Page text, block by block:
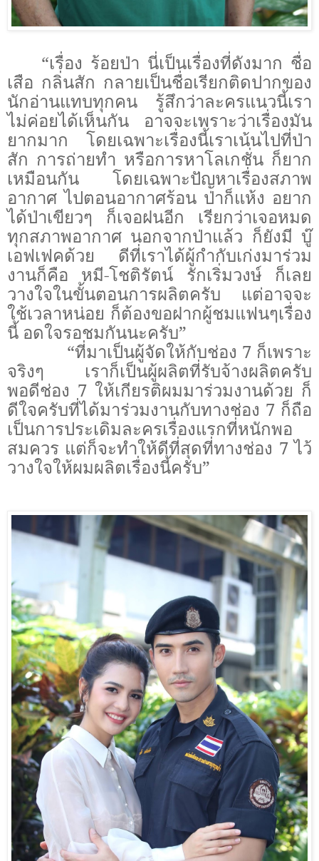
“เรื่อง ร้อยป่า นี่เป็นเรื่องที่ดังมาก ชื่อ
เสือ กลิ่นสัก กลายเป็นชื่อเรียกติดปากของ
นักอ่านแทบทุกคน รู้สึกว่าละครแนวนี้เรา
ไม่ค่อยได้เห็นกัน อาจจะเพราะว่าเรื่องมัน
ยากมาก โดยเฉพาะเรื่องนี้เราเน้นไปที่ป่า
สัก การถ่ายทำ หรือการหาโลเกชั่น ก็ยาก
เหมือนกัน โดยเฉพาะปัญหาเรื่องสภาพ
อากาศ ไปตอนอากาศร้อน ป่าก็แห้ง อยาก
ได้ป่าเขียวๆ ก็เจอฝนอีก เรียกว่าเจอหมด
ทุกสภาพอากาศ นอกจากป่าแล้ว ก็ยังมี บู๊
เอฟเฟคด้วย ดีที่เราได้ผู้กำกับเก่งมาร่วม
งานก็คือ หมี-โชติรัตน์ รักเริ่มวงษ์ ก็เลย
วางใจในขั้นตอนการผลิตครับ แต่อาจจะ
ใช้เวลาหน่อย ก็ต้องขอฝากผู้ชมแฟนๆเรื่อง
นี้ อดใจรอชมกันนะครับ”
“ที่มาเป็นผู้จัดให้กับช่อง 7 ก็เพราะ
จริงๆ เราก็เป็นผู้ผลิตที่รับจ้างผลิตครับ
พอดีช่อง 7 ให้เกียรติผมมาร่วมงานด้วย ก็
ดีใจครับที่ได้มาร่วมงานกับทางช่อง 7 ก็ถือ
เป็นการประเดิมละครเรื่องแรกที่หนักพอ
สมควร แต่ก็จะทำให้ดีที่สุดที่ทางช่อง 7 ไว้
วางใจให้ผมผลิตเรื่องนี้ครับ”